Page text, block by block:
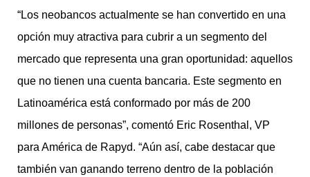
“Los neobancos actualmente se han convertido en una
opción muy atractiva para cubrir a un segmento del
mercado que representa una gran oportunidad: aquellos
que no tienen una cuenta bancaria. Este segmento en
Latinoamérica está conformado por más de 200
millones de personas”, comentó Eric Rosenthal, VP
para América de Rapyd. “Aún así, cabe destacar que
también van ganando terreno dentro de la población